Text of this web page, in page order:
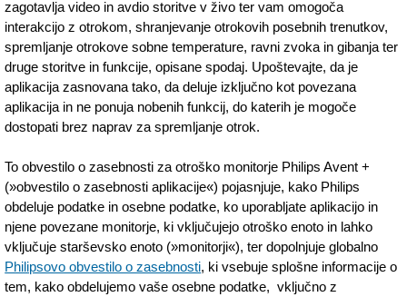
zagotavlja video in avdio storitve v živo ter vam omogoča
interakcijo z otrokom, shranjevanje otrokovih posebnih trenutkov,
spremljanje otrokove sobne temperature, ravni zvoka in gibanja ter
druge storitve in funkcije, opisane spodaj. Upoštevajte, da je
aplikacija zasnovana tako, da deluje izključno kot povezana
aplikacija in ne ponuja nobenih funkcij, do katerih je mogoče
dostopati brez naprav za spremljanje otrok.
To obvestilo o zasebnosti za otroško monitorje Philips Avent +
(»obvestilo o zasebnosti aplikacije«) pojasnjuje, kako Philips
obdeluje podatke in osebne podatke, ko uporabljate aplikacijo in
njene povezane monitorje, ki vključujejo otroško enoto in lahko
vključuje starševsko enoto (»monitorji«), ter dopolnjuje globalno
Philipsovo obvestilo o zasebnosti, ki vsebuje splošne informacije o
tem, kako obdelujemo vaše osebne podatke, vključno z